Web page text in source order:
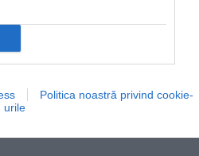
Politica noastră privind cookie-
urile